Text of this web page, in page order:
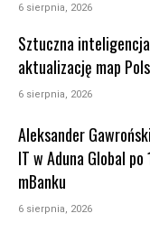
6 sierpnia, 2026
Sztuczna
aktualizację map
6 sierpnia, 2026
Aleksander
IT w Aduna Global
mBanku
6 sierpnia, 2026